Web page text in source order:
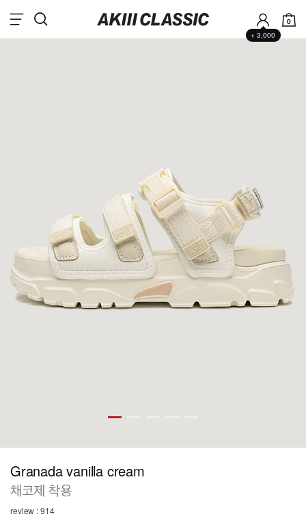
+ 3,000
0
Granada vanilla cream
채코제 착용
review : 914